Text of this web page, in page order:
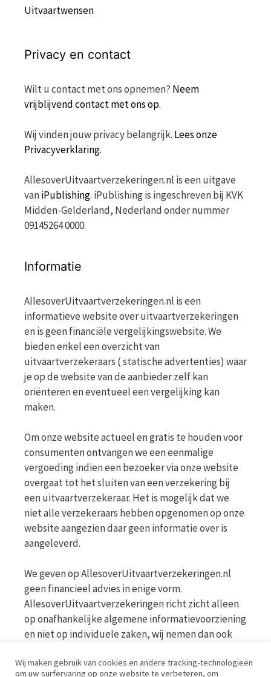
Uitvaartwensen
Privacy en contact
Wilt u contact met ons opnemen? Neem
vrijblijvend contact met ons op.
Wij vinden jouw privacy belangrijk. Lees onze
Privacyverklaring.
AllesoverUitvaartverzekeringen.nl is een uitgave
vaniPublishing. iPublishing is ingeschreven bij KVK
Midden-Gelderland, Nederland onder nummer
09145264 0000.
Informatie
AllesoverUitvaartverzekeringen.nl is een
informatieve website over uitvaartverzekeringen
en is geen financiële vergelijkingswebsite. We
bieden enkel een overzicht van
uitvaartverzekeraars ( statische advertenties) waar
je op de website van de aanbieder zelf kan
oriënteren en eventueel een vergelijking kan
maken.
Om onze website actueel en gratis te houden voor
consumenten ontvangen we een eenmalige
vergoeding indien een bezoeker via onze website
overgaat tot het sluiten van een verzekering bij
een uitvaartverzekeraar. Het is mogelijk dat we
niet alle verzekeraars hebben opgenomen op onze
website aangezien daar geen informatie over is
aangeleverd.
We geven op AllesoverUitvaartverzekeringen.nl
geen financieel advies in enige vorm.
AllesoverUitvaartverzekeringen richt zicht alleen
op onafhankelijke algemene informatievoorziening
en niet op individuele zaken, wij nemen dan ook
voor meer informatie op de website van de AFM
Wij maken gebruik van cookies en andere tracking-technologieën
om uw surfervaring op onze website te verbeteren, om